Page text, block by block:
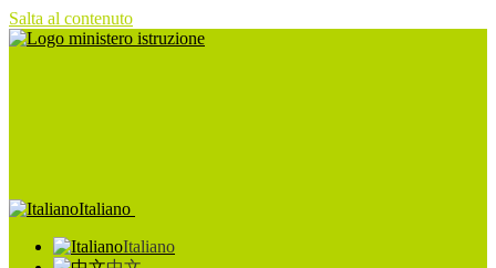
Salta al contenuto
Italiano
Italiano